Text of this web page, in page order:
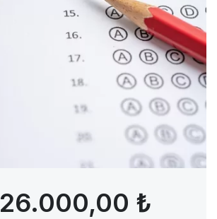
26.000,00 ₺